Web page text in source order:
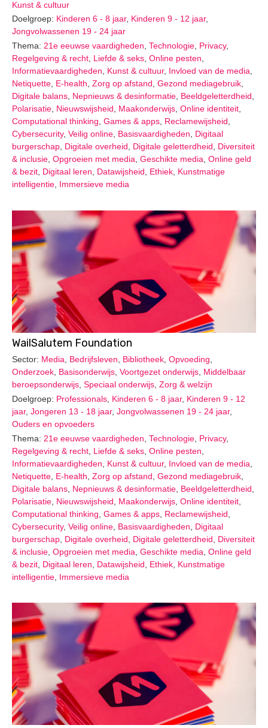
Kunst & cultuur
Doelgroep: Kinderen 6 - 8 jaar, Kinderen 9 - 12 jaar,
Jongvolwassenen 19 - 24 jaar
Thema: 21e eeuwse vaardigheden, Technologie, Privacy,
Regelgeving & recht, Liefde & seks, Online pesten,
Informatievaardigheden, Kunst & cultuur, Invloed van de media,
Netiquette, E-health, Zorg op afstand, Gezond mediagebruik,
Digitale balans, Nepnieuws & desinformatie, Beeldgeletterdheid,
Polarisatie, Nieuwswijsheid, Maakonderwijs, Online identiteit,
Computational thinking, Games & apps, Reclamewijsheid,
Cybersecurity, Veilig online, Basisvaardigheden, Digitaal
burgerschap, Digitale overheid, Digitale geletterdheid, Diversiteit
& inclusie, Opgroeien met media, Geschikte media, Online geld
& bezit, Digitaal leren, Datawijsheid, Ethiek, Kunstmatige
intelligentie, Immersieve media
WailSalutem Foundation
Sector: Media Bedrijfsleven Bibliotheek Opvoeding
Onderzoek Basisonderwijs Voortgezet onderwijs Middelbaar
beroepsonderwijs Speciaal onderwijs Zorg & welzijn
Doelgroep: Professionals Kinderen 6 - 8 jaar, Kinderen 9 - 12
jaar, Jongeren 13 - 18 jaar, Jongvolwassenen 19 - 24 jaar,
Ouders en opvoeders
Thema: 21e eeuwse vaardigheden Technologie Privacy,
Regelgeving & recht Liefde & seks Online pesten
Informatievaardigheden
Kunst & cultuur, Invloed van de media
Netiquette E-health Zorg op afstand Gezond mediagebruik
Digitale balans Nepnieuws & desinformatie Beeldgeletterdheid
Polarisatie Nieuwswijsheid Maakonderwijs Online identiteit
Computational thinking Games & apps Reclamewijsheid
Cybersecurity, Veilig online Basisvaardigheden
Digitaal
burgerschap Digitale overheid Digitale geletterdheid
Diversiteit
& inclusie Opgroeien met media Geschikte media Online geld
& bezit Digitaal leren Datawijsheid Ethiek Kunstmatige
intelligentie Immersieve media